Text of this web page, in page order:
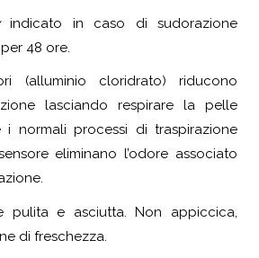
indicato in caso di sudorazione
48 ore.
(alluminio cloridrato) riducono
lasciando respirare la pelle
i normali processi di traspirazione
eliminano l’odore associato
pulita e asciutta. Non appiccica,
di freschezza.